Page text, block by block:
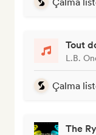
Tout
L.B.
Çalma
The